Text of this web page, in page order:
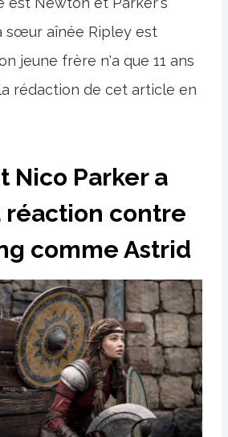
sœur aînée Ripley est
jeune frère n'a que 11 ans
rédaction de cet article en
Nico Parker a
réaction contre
comme Astrid